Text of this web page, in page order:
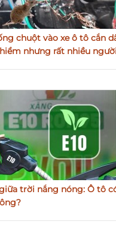
chuột vào xe ô tô cắn
nhưng rất nhiều
trời nắng nóng: Ô tô